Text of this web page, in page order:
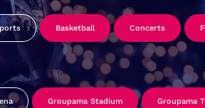
Basketball Concerts
Groupama Stadium Groupama